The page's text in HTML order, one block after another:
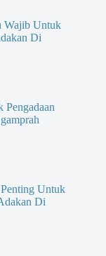
Wajib Untuk
Di
Pengadaan
Untuk
Di